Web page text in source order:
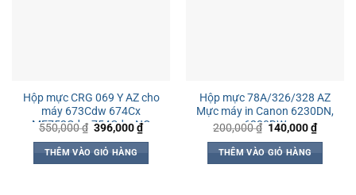
Hộp mực CRG 069 Y AZ cho
máy 673Cdw 674Cx
MF752Cdw 754Cdw NO
550,000₫ Giá
là:
550,000 ₫.
396,000₫Giá
hiện
396,000 ₫.
THÊM VÀO GIỎ HÀNG
Hộp mực 78A/326/328 AZ
Mực máy in Canon 6230DN,
6230DW
200,000₫ Giá
là:
200,000 ₫.
140,000₫Giá
hiện
THÊM VÀO GIỎ HÀNG